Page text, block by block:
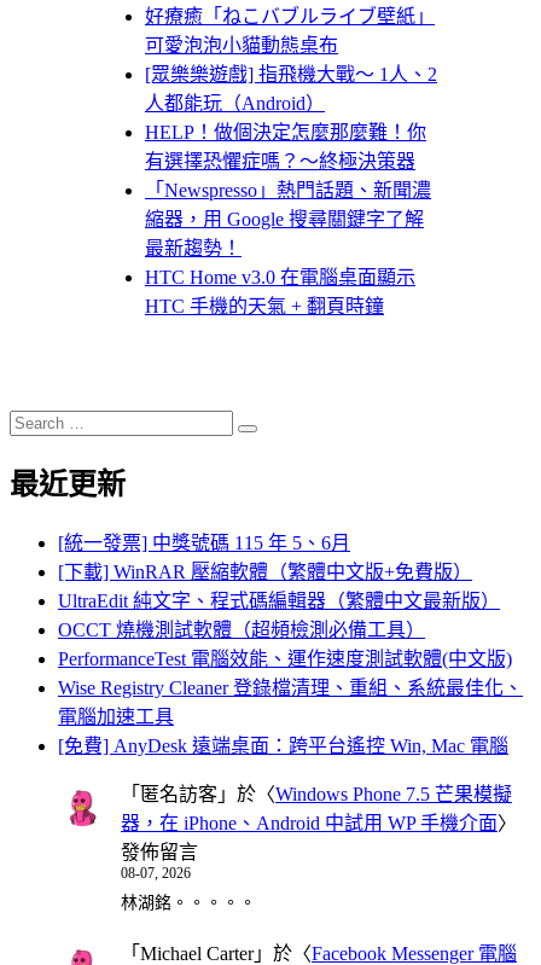
好療癒「ねこバブルライブ壁紙」
可愛泡泡小貓動態桌布
[眾樂樂遊戲] 指飛機大戰～ 1人、2
人都能玩（Android）
HELP！做個決定怎麼那麼難！你
有選擇恐懼症嗎？～終極決策器
「Newspresso」熱門話題、新聞濃
縮器，用 Google 搜尋關鍵字了解
最新趨勢！
HTC Home v3.0 在電腦桌面顯示
HTC 手機的天氣 + 翻頁時鐘
Search
for:
Search
最近更新
[統一發票] 中獎號碼 115 年 5、6月
[下載] WinRAR 壓縮軟體（繁體中文版+免費版）
UltraEdit 純文字、程式碼編輯器（繁體中文最新版）
OCCT 燒機測試軟體（超頻檢測必備工具）
PerformanceTest 電腦效能、運作速度測試軟體(中文版)
Wise Registry Cleaner 登錄檔清理、重組、系統最佳化、
電腦加速工具
[免費] AnyDesk 遠端桌面：跨平台遙控 Win, Mac 電腦
「 匿名訪客 」於〈Windows Phone 7.5 芒果模擬
器，在 iPhone、Android 中試用 WP 手機介面〉
發佈留言
08-07, 2026
林湖銘。。。。。
「 Michael Carter」於〈Facebook Messenger 電腦